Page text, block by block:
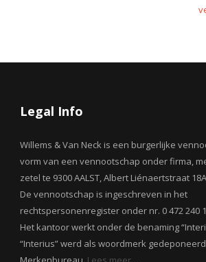
Legal Info
Willems & Van Neck is een burgerlijke
vorm van een vennootschap onder firma,
zetel te 9300 AALST, Albert Liénaertstraat
De vennootschap is ingeschreven in het
rechtspersonenregister onder nr. 0 472 240
Het kantoor werkt onder de benaming
“Interius” werd als woordmerk